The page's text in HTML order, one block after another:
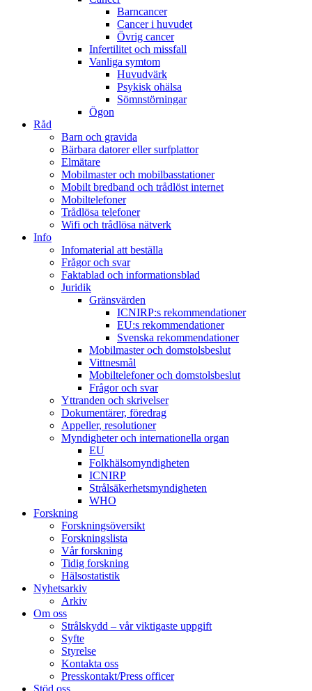
Barncancer
Cancer i huvudet
Övrig cancer
Infertilitet och missfall
Vanliga symtom
Huvudvärk
Psykisk ohälsa
Sömnstörningar
Ögon
Råd
Barn och gravida
Bärbara datorer eller surfplattor
Elmätare
Mobilmaster och mobilbasstationer
Mobilt bredband och trådlöst internet
Mobiltelefoner
Trådlösa telefoner
Wifi och trådlösa nätverk
Info
Infomaterial att beställa
Frågor och svar
Faktablad och informationsblad
Juridik
Gränsvärden
ICNIRP:s rekommendationer
EU:s rekommendationer
Svenska rekommendationer
Mobilmaster och domstolsbeslut
Vittnesmål
Mobiltelefoner och domstolsbeslut
Frågor och svar
Yttranden och skrivelser
Dokumentärer, föredrag
Appeller, resolutioner
Myndigheter och internationella organ
EU
Folkhälsomyndigheten
ICNIRP
Strålsäkerhetsmyndigheten
WHO
Forskning
Forskningsöversikt
Forskningslista
Vår forskning
Tidig forskning
Hälsostatistik
Nyhetsarkiv
Arkiv
Om oss
Strålskydd – vår viktigaste uppgift
Syfte
Styrelse
Kontakta oss
Presskontakt/Press officer
Stöd oss